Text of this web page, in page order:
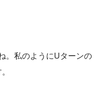
。私のようにUターンの